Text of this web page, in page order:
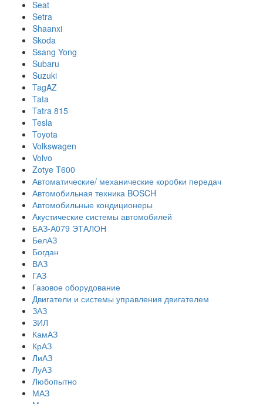
Seat
Setra
Shaanxi
Skoda
Ssang Yong
Subaru
Suzuki
TagAZ
Tata
Tatra 815
Tesla
Toyota
Volkswagen
Volvo
Zotye T600
Автоматические/ механические коробки передач
Автомобильная техника BOSCH
Автомобильные кондиционеры
Акустические системы автомобилей
БАЗ-А079 ЭТАЛОН
БелАЗ
Богдан
ВАЗ
ГАЗ
Газовое оборудование
Двигатели и системы управления двигателем
ЗАЗ
ЗИЛ
КамАЗ
КрАЗ
ЛиАЗ
ЛуАЗ
Любопытно
МАЗ